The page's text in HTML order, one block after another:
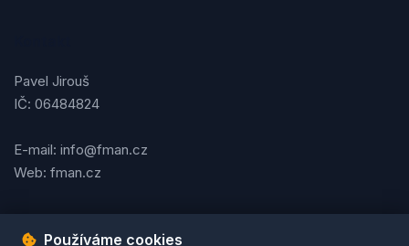
Pavel Jirouš
IČ: 06484824
E-mail: info@fman.cz
Web: fman.cz
Používáme cookies